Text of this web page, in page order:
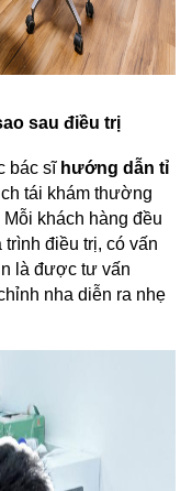
sau điều trị
bác sĩ hướng dẫn tỉ
tái khám thường
khách hàng đều
điều trị, có vấn
là được tư vấn
nha diễn ra nhẹ